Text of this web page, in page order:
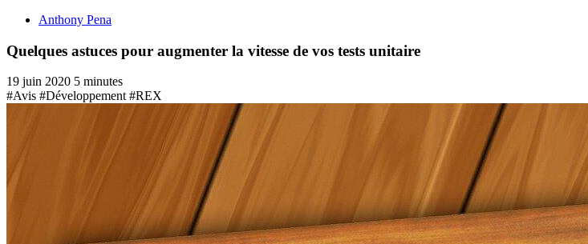
Anthony Pena
Quelques astuces pour augmenter la vitesse de vos tests unitaire
19 juin 2020 5 minutes
#Avis #Développement #REX